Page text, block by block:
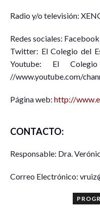
Radio y/o televisión:
Redes sociales:
Twitter: El Colegio del
Youtube: El
//www.youtube.com/
Página web: http://
CONTACTO:
Responsable: Dra.
Correo Electrónico: